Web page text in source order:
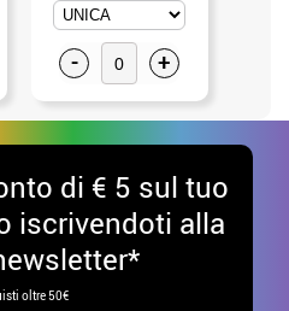
- +
di € 5 sul tuo
iscrivendoti alla
oltre 50€